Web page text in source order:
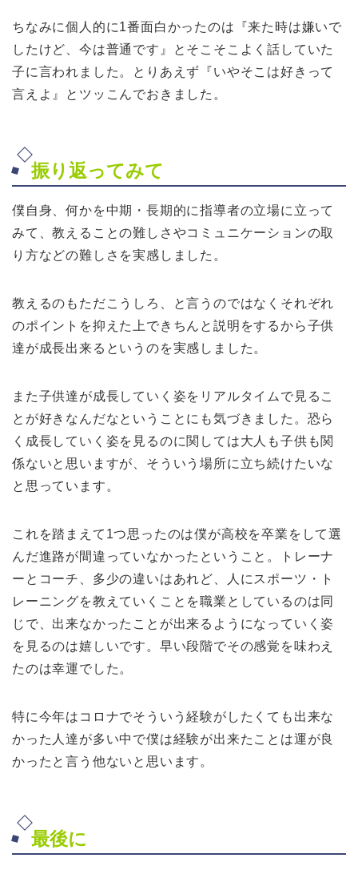
ちなみに個人的に1番面白かったのは『来た時は嫌いで
したけど、今は普通です』とそこそこよく話していた
子に言われました。とりあえず『いやそこは好きって
言えよ』とツッこんでおきました。
振り返ってみて
僕自身、何かを中期・長期的に指導者の立場に立って
みて、教えることの難しさやコミュニケーションの取
り方などの難しさを実感しました。
教えるのもただこうしろ、と言うのではなくそれぞれ
のポイントを抑えた上できちんと説明をするから子供
達が成長出来るというのを実感しました。
また子供達が成長していく姿をリアルタイムで見るこ
とが好きなんだなということにも気づきました。恐ら
く成長していく姿を見るのに関しては大人も子供も関
係ないと思いますが、そういう場所に立ち続けたいな
と思っています。
これを踏まえて1つ思ったのは僕が高校を卒業をして選
んだ進路が間違っていなかったということ。トレーナ
ーとコーチ、多少の違いはあれど、人にスポーツ・ト
レーニングを教えていくことを職業としているのは同
じで、出来なかったことが出来るようになっていく姿
を見るのは嬉しいです。早い段階でその感覚を味わえ
たのは幸運でした。
特に今年はコロナでそういう経験がしたくても出来な
かった人達が多い中で僕は経験が出来たことは運が良
かったと言う他ないと思います。
最後に